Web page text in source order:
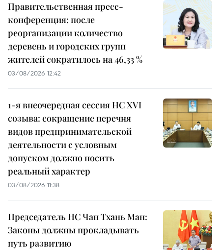
Правительственная пресс-
конференция: после
реорганизации количество
деревень и городских групп
жителей сократилось на 46,33 %
03/08/2026 12:42
1-я внеочередная сессия НС XVI
созыва: сокращение перечня
видов предпринимательской
деятельности с условным
допуском должно носить
реальный характер
03/08/2026 11:38
Председатель НС Чан Тхань Ман:
Законы должны прокладывать
путь развитию